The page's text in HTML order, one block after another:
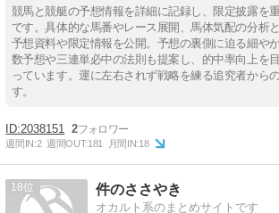
競馬と競艇の予想情報を詳細に記録し、限定披露を
です。具体的な馬番やレース展開、馬体気配の分析
予想資料や限定情報を公開。予想の裏側に迫る細や
数予想や三連単必中の法則も提案し、的中率向上を
っています。運に左右されず戦略を練る追究者から
す。
2038151 2
週間IN:2 週間OUT:181 月間IN:18
18 件のささやき
オカルト系のまとめサイトです